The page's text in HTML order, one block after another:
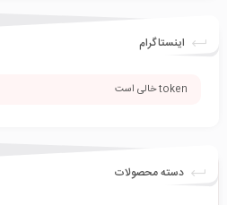
اینستاگرام
token خالی است
دسته محصولات